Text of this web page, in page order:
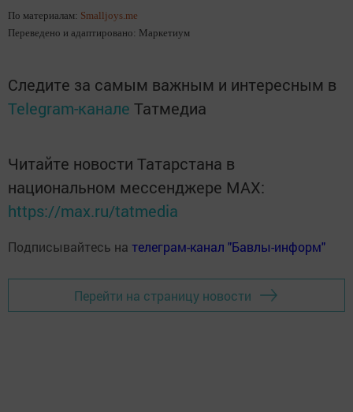
По материалам: Smalljoys.me
Переведено и адаптировано: Маркетиум
Следите за самым важным и интересным в
Telegram-канале Татмедиа
Читайте новости Татарстана в
национальном мессенджере MАХ:
https://max.ru/tatmedia
Подписывайтесь на телеграм-канал "Бавлы-информ"
Перейти на страницу новости